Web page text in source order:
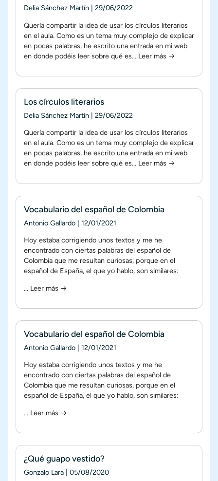
Delia Sánchez Martín
29/06/2022
Quería compartir la idea de usar los círculos literarios
en el aula. Como es un tema muy complejo de explicar
en pocas palabras, he escrito una entrada en mi web
en donde podéis leer sobre qué es... Leer más →
Los círculos literarios
Delia Sánchez Martín | 29/06/2022
Quería compartir la idea de usar los círculos literarios
en el aula. Como es un tema muy complejo de explicar
en pocas palabras, he escrito una entrada en mi web
en donde podéis leer sobre qué es... Leer más →
Vocabulario del español de Colombia
Antonio Gallardo | 12/01/2021
Hoy estaba corrigiendo unos textos y me he
encontrado con ciertas palabras del español de
Colombia que me resultan curiosas, porque en el
español de España, el que yo hablo, son similares:
... Leer más →
Vocabulario del español de Colombia
Antonio Gallardo | 12/01/2021
Hoy estaba corrigiendo unos textos y me he
encontrado con ciertas palabras del español de
Colombia que me resultan curiosas, porque en el
español de España, el que yo hablo, son similares:
... Leer más →
¿Qué guapo vestido?
Gonzalo Lara | 05/08/2020